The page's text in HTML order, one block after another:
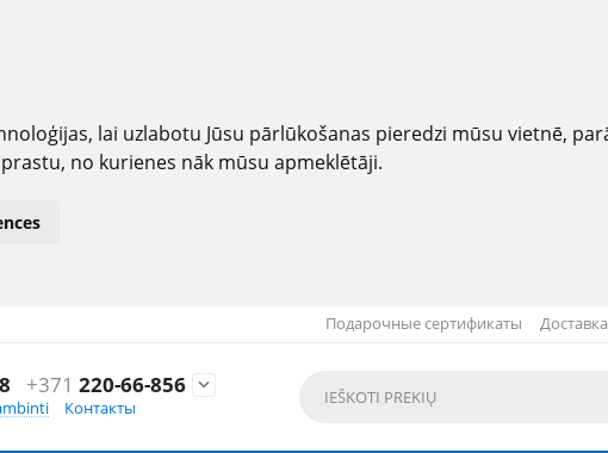
lai uzlabotu Jūsu pārlūkošanas pieredzi mūsu vietnē,
no kurienes nāk mūsu apmeklētāji.
Подарочные сертификаты
+371 220-66-856

Контакты